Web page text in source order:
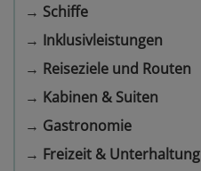
→ Schiffe
→ Inklusivleistungen
→ Reiseziele und Routen
→ Kabinen & Suiten
→ Gastronomie
→ Freizeit & Unterhaltung